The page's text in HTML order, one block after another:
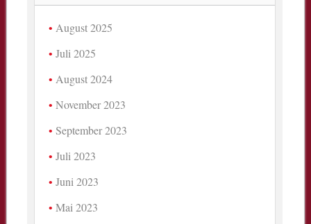
August 2025
Juli 2025
August 2024
November 2023
September 2023
Juli 2023
Juni 2023
Mai 2023